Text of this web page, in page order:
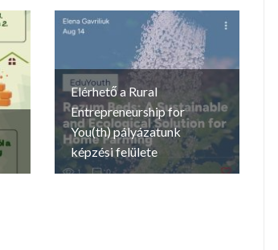
Elérhető a Rural
Entrepreneurship for
You(th) pályázatunk
képzési felülete